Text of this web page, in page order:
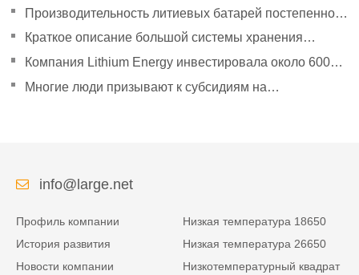
удвоить свое давление
батареи
Производительность литиевых батарей постепенно
улучшилась.
Краткое описание большой системы хранения
энергии Tesla Powerpack
Компания Lithium Energy инвестировала около 600
миллионов юаней в создание дочерних компаний.
Многие люди призывают к субсидиям на
info@large.net
Профиль компании
История развития
Новости компании
Низкая температура 18650
Низкая температура 26650
Низкотемпературный квадрат